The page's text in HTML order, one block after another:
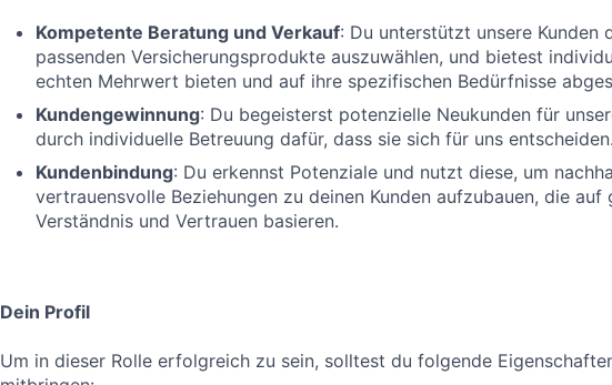
Kompetente Beratung und Verkauf: Du unterstützt unsere Kunden
passenden Versicherungsprodukte auszuwählen, und bietest
echten Mehrwert bieten und auf ihre spezifischen Bedürfnisse
Kundengewinnung: Du begeisterst potenzielle Neukunden für
durch individuelle Betreuung dafür, dass sie sich für uns entscheiden.
Kundenbindung: Du erkennst Potenziale und nutzt diese, um
vertrauensvolle Beziehungen zu deinen Kunden aufzubauen, die auf
Verständnis und Vertrauen basieren.
Dein Profil
Um in dieser Rolle erfolgreich zu sein, solltest du folgende